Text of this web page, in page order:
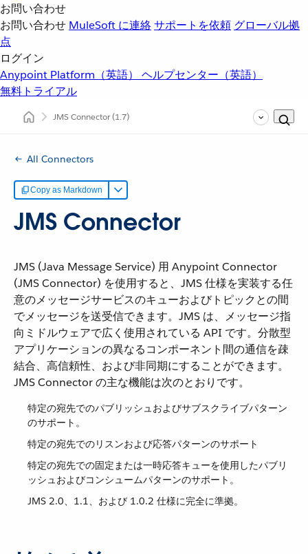
お問い合わせ
お問い合わせ MuleSoft に連絡サポートを依頼 グローバル拠
点
ログイン
Anypoint Platform（英語） ヘルプセンター（英語）
無料トライアル
JMS Connector(1.7)
All Connectors
Copy as Markdown
JMS Connector
JMS (Java Message Service) 用 Anypoint Connector
(JMS Connector) を使用すると、JMS 仕様を実装する任
意のメッセージサービスのキューおよびトピックとの間
でメッセージを送受信できます。JMS は、メッセージ指
向ミドルウェアで広く使用されている API です。分散型
アプリケーションの異なるコンポーネント間の通信を疎
結合、高信頼性、および非同期にすることができます。
JMS Connector の主な機能は次のとおりです。
特定の宛先でのパブリッシュおよびサブスクライブパターン
のサポート。
特定の宛先でのリスンおよび応答パターンのサポート
特定の宛先での固定または一時応答キューを使用したパブリ
ッシュおよびコンシュームパターンのサポート。
JMS 2.0、1.1、および 1.0.2 仕様に完全に準拠。